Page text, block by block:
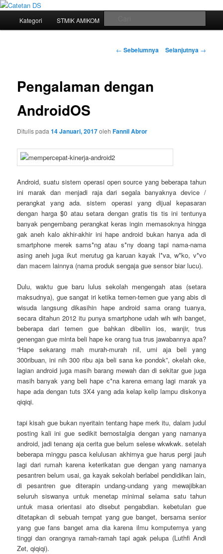
Mari bermimpi dan ciptakan kehendak
Langsung
utama
Kategori STMIK AMIKOM
Navigasi
← Sebelumnya Selanjutnya →
Pengalaman dengan
AndroidOS
Ditulis pada14 Januari, 2017olehFannil Abror
Android, suatu sistem operasi open source yang beberapa tahun
ini marak dan menjadi raja dari segala banyaknya device /
perangkat yang ada. sistem operasi yang dijual kepasaran
dengan harga $0 atau setara dengan gratis tis tis ini tentunya
banyak pengembang perangkat keras ingin memasoknya hingga
gak aneh kalo akhir-akhir ini hape android bukan hanya ada di
smartphone merek sams*ng atau s*ny doang tapi nama-nama
asing aneh juga ikut merutug ga karuan kayak l*va, w*ko, v*vo
dan macem lainnya (nama produk sengaja gue sensor biar lucu).
Dulu, waktu gue baru lulus sekolah mengengah atas (setara
maksudnya), gue sangat iri ketika temen-temen gue yang abis di
wisuda langsung dikasihin hape android sama orang tuanya,
secara ditahun 2012 itu punya smartphone udah wih wih banget,
beberapa dari temen gue bahkan dibeliin ios, wanjir, trus
genengan gue minta beli hape ke orang tua trus jawabannya apa?
“Hape sekarang mah murah-murah nil, umi aja beli yang
300ribuan, ini nih 300 ribu aja beli sana ke pondok”, okelah oke,
lagian android juga masih barang mewah dan di sekitar gue juga
masih banyak yang beli hape c*na karena emang lagi marak ya
hape ada dengan tuts 3X4 yang ada kelap kelip lampu diskonya
qiqiqi.
tapi kisah gue bukan nyeritain tentang hape merk itu, dalam judul
posting kali ini gue sedikit bernostalgia dengan yang namanya
android, jadi tenang aja cerita gue belum selese wkwkwk. setelah
beberapa minggu pasca kelulusan akhirnya gue harus pergi jauh
lagi dari rumah karena keterikatan gue dengan yang namanya
pesantren belum usai, ga kayak sekolah berlabel pendidikan lain,
di pesantren gue diterapin undang-undang yang mewajibkan
seluruh siswanya untuk menetap minimal selama satu tahun
untuk masa orientasi ato disebut pengabdian. kebetulan gue
ditetapkan di sebuah tempat yang gue banget, bersama senior
yang gue fans banget ama dia karena ilmu komputernya yang
tinggi dan orangnya ramah-ramah tapi agak pelupa (Luthfi Andi
Zet, qiqiqi).